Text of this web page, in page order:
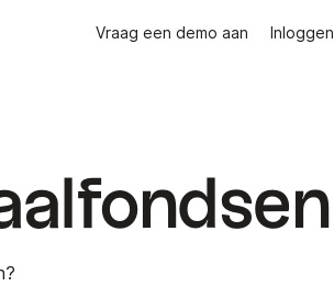
Vraag een demo aan Inloggen